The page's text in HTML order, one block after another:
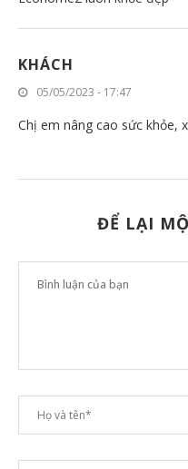
KHÁCH
05/05/2023 - 17:47
Chị em nâng cao sức khỏe,
ĐỂ LẠI